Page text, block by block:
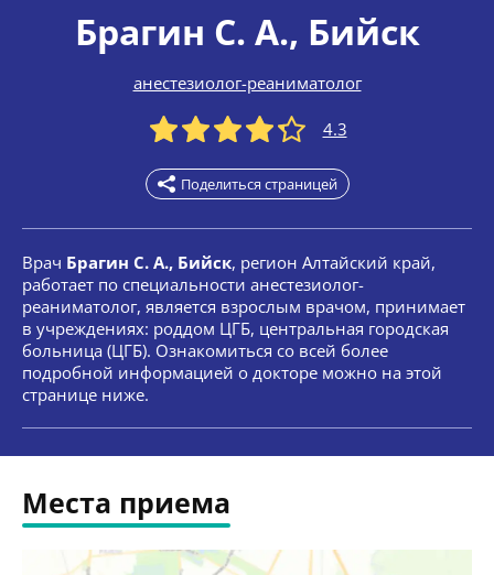
Брагин С. А., Бийск
анестезиолог-реаниматолог
4.3
Поделиться страницей
Врач Брагин С. А., Бийск, регион Алтайский край,
работает по специальности анестезиолог-
реаниматолог, является взрослым врачом, принимает
в учреждениях: роддом ЦГБ, центральная городская
больница (ЦГБ). Ознакомиться со всей более
подробной информацией о докторе можно на этой
странице ниже.
Места приема